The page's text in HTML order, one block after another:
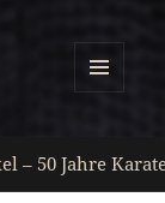
– 50 Jahre